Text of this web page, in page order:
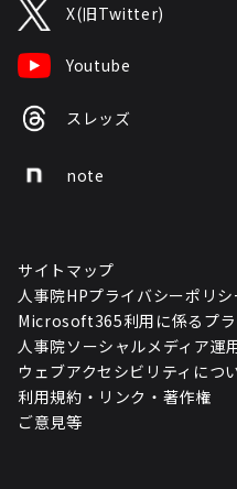
X(旧Twitter)
Youtube
スレッズ
note
サイトマップ
人事院HPプライバシーポリシ
Microsoft365利用に係るプ
人事院ソーシャルメディア運
ウェブアクセシビリティにつ
利用規約・リンク・著作権
ご意見等